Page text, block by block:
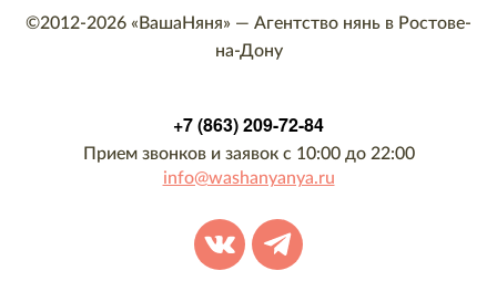
©2012-2026 «ВашаНяня» — Агентство нянь в Ростове-
на-Дону
+7 (863) 209-72-84
Прием звонков и заявок с 10:00 до 22:00
info@washanyanya.ru